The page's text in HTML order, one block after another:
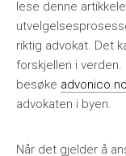
lese denne
riktig advokat. Det
forskjellen i verden.
besøke advonico.no
advokaten i byen.
Når det gjelder å